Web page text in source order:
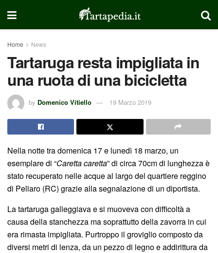
Home News
Tartaruga resta impigliata in
una ruota di una bicicletta
by Domenico Vitiello 19 Marzo 2019
Nella notte tra domenica 17 e lunedì 18 marzo, un
esemplare di “Caretta caretta” di circa 70cm di lunghezza è
stato recuperato nelle acque al largo del quartiere reggino
di Pellaro (RC) grazie alla segnalazione di un diportista.
La tartaruga galleggiava e si muoveva con difficoltà a
causa della stanchezza ma soprattutto della zavorra in cui
era rimasta impigliata. Purtroppo il groviglio composto da
diversi metri di lenza, da un pezzo di legno e addirittura da